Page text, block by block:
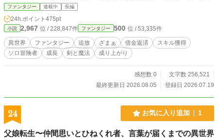
Ⅰ》を回収します》 仲間たちが購入した装備には、彼ら自身
のスキルが担保として登録されていた。 アルトが借金を返す
たび、元仲間のスキルは失われ、レベル1の状態でアルトへ移
ってくる。 だが、手に入れただけでは強くなれない。 アルト
は受け取ったスキルを一から鍛え、たった一人で危険な依頼
へ挑んでいく。 これは、借金しか残されなかった荷物持ち
が、返済と努力を重ねて成り上がる物語。 一方、すべてを押
ファンタジー 連載中 長編
24h.ポイント 475pt
小説 2,967 位 / 228,847件 ファンタジー 500 位 / 53,335件
異世界 ファンタジー 追放 ざまぁ 借金返済
スキル獲得
ソロ冒険者
成長 剣と魔法 成り上がり
感想数 0
文字数 256,521
最終更新日 2026.08.05
登録日 2026.07.19
24 お気に入り追加 1
父娘転生〜仲間思いとひねくれ者、言葉が届くまでの異世界